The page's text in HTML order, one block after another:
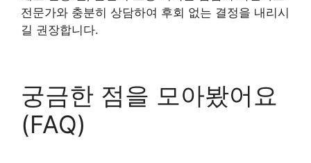
전문가와 충분히 상담하여 후회 없는 결정을 내리시
길 권장합니다.
궁금한 점을 모아봤어요
(FAQ)